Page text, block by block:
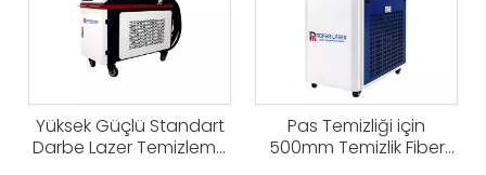
Yüksek Güçlü Standart
Darbe Lazer Temizleme
Pas Temizliği için
500mm Temizlik Fiber